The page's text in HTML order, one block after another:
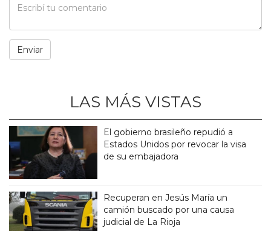
LAS MÁS VISTAS
El gobierno brasileño repudió a
Estados Unidos por revocar la visa
de su embajadora
Recuperan en Jesús María un
camión buscado por una causa
judicial de La Rioja